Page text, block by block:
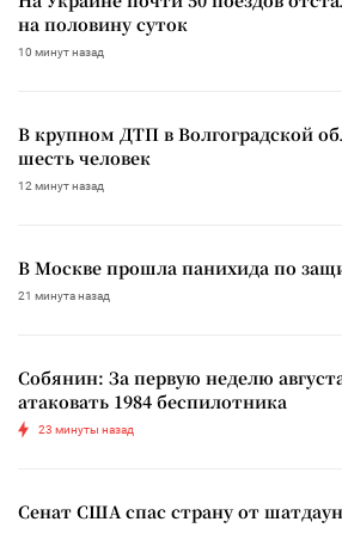
на половину суток
10 минут назад
В крупном ДТП в Волгоградской
шесть человек
12 минут назад
В Москве прошла панихида по
21 минута назад
Собянин: За первую неделю
атаковать 1984 беспилотника
23 минуты назад
Сенат США спас страну от